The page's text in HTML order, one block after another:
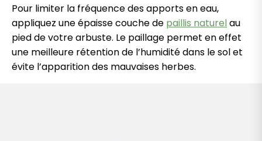
Pour limiter la fréquence des apports en eau,
appliquez une épaisse couche de paillis naturelau
pied de votre arbuste. Le paillage permet en effet
une meilleure rétention de l’humidité dans le sol et
évite l’apparition des mauvaises herbes.